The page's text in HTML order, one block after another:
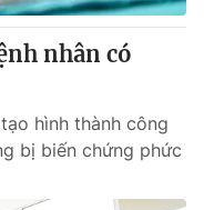
nhân có
hình thành công
bị biến chứng phức